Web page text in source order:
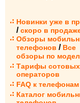
Новинки уже в
/ скоро в
Обзоры
телефонов / Все
обзоры по
Тарифы сотовых
операторов
FAQ к телефонам
Каталог